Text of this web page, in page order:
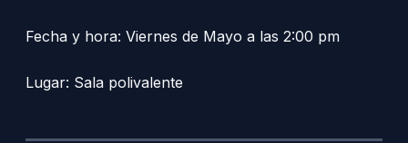
Fecha y hora: Viernes de Mayo a las 2:00 pm
Lugar: Sala polivalente